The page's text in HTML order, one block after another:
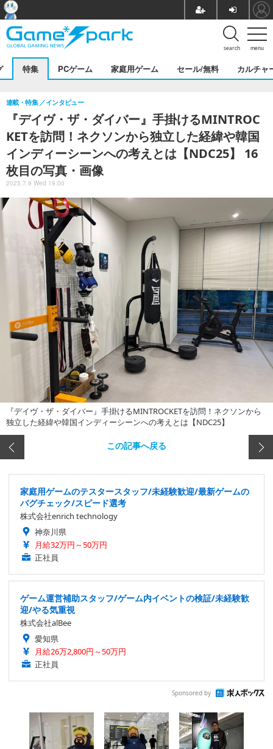
menu
search
特集 PCゲーム 家庭用ゲーム セール/無料 カルチャ
『デイヴ・ザ・ダイバー』手掛けるMINTROC
KETを訪問！ネクソンから独立した経緯や韓国
インディーシーンへの考えとは【NDC25】 16
枚目の写真・画像
連載・特集 インタビュー
2025.7.9 Wed 19:00
『デイヴ・ザ・ダイバー』手掛けるMINTROCKETを訪問！ネクソンから
独立した経緯や韓国インディーシーンへの考えとは【NDC25】
この記事へ戻る
家庭用ゲームのテスタースタッフ/未経験歓迎/最新ゲームの
バグチェック/スピード選考
株式会社enrich technology
神奈川県
月給32万円～50万円
正社員
ゲーム運営補助スタッフ/ゲーム内イベントの検証/未経験歓
迎/やる気重視
株式会社alBee
愛知県
月給26万2,800円～50万円
正社員
Sponsored by